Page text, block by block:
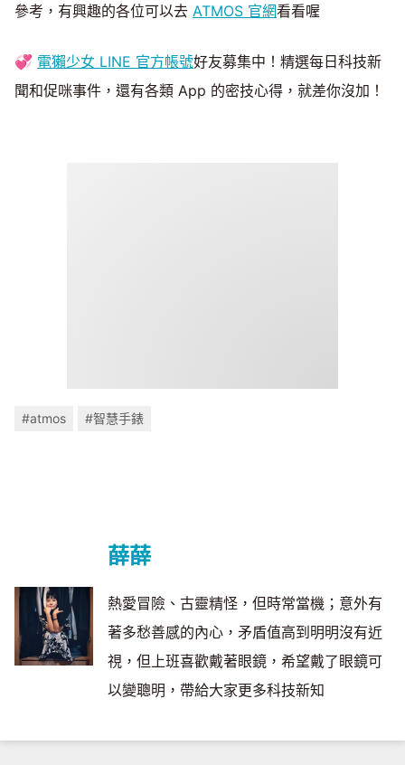
參考，有興趣的各位可以去 ATMOS 官網看看喔
💞 電獺少女 LINE 官方帳號好友募集中！精選每日科技新
聞和促咪事件，還有各類 App 的密技心得，就差你沒加！​
#atmos #智慧手錶
薛薛
熱愛冒險、古靈精怪，但時常當機；意外有
著多愁善感的內心，矛盾值高到明明沒有近
視，但上班喜歡戴著眼鏡，希望戴了眼鏡可
以變聰明，帶給大家更多科技新知